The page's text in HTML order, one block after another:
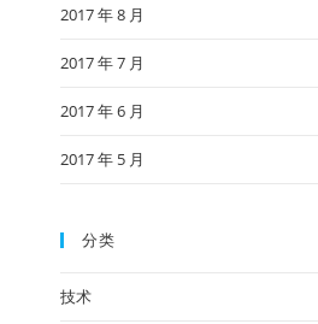
2017 年 8 月
2017 年 7 月
2017 年 6 月
2017 年 5 月
分类
技术